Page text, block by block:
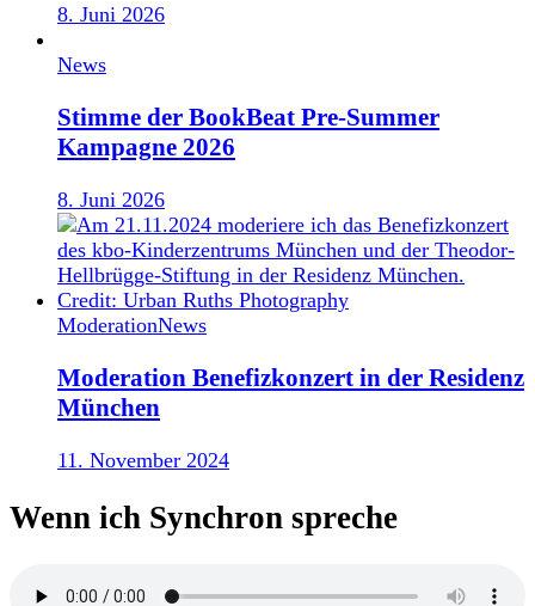
8. Juni 2026
News
Stimme der BookBeat Pre-Summer
Kampagne 2026
8. Juni 2026
ModerationNews
Moderation Benefizkonzert in der Residenz
München
11. November 2024
Wenn ich Synchron spreche